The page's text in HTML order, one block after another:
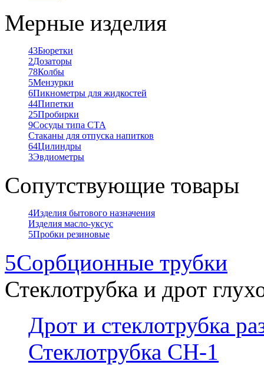
Мерные изделия
43Бюретки
2Дозаторы
78Колбы
5Мензурки
6Пикнометры для жидкостей
44Пипетки
25Пробирки
9Сосуды типа СТА
Стаканы для отпуска напитков
64Цилиндры
3Эвдиометры
Сопутствующие товары
4Изделия бытового назначения
Изделия масло-уксус
5Пробки резиновые
5Сорбционные трубки
Стеклотрубка и дрот
Дрот и стеклотрубка
Стеклотрубка СН-1